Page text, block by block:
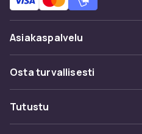
Asiakaspalvelu
Usein kysyttyä (UKK)
Seuraa pakettia
Osta turvallisesti
Maksuvaihtoehdot
Toimitus
Tutustu